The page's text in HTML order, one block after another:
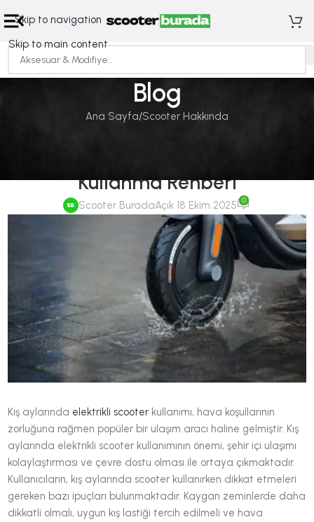
Skip to navigation
Skip to main content
Blog
Ana Sayfa Scooter Hakkında
Kullanma Rehberi
Scooter BuradaAçık 18 Ekim 2025 0
Kış aylarında elektrikli scooter kullanımı, hava koşullarının
zorluğuna rağmen popüler bir ulaşım aracı haline gelmiştir. Kış
aylarında elektrikli scooter kullanımının önemi, şehir içi ulaşımı
kolaylaştırması ve çevre dostu olması ile ortaya çıkmaktadır.
Kullanıcıların, kış aylarında scooter kullanırken dikkat etmeleri
gereken bazı ipuçları bulunmaktadır. Kaygan zeminlerde daha
dikkatli olmalı, uygun kış lastiği tercih edilmeli ve hava